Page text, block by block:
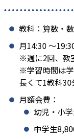
教科：算数・
月14:30 〜
※週に2回、教
※学習時間は
長くて1教科30
月額会費：
幼児・小
中学生